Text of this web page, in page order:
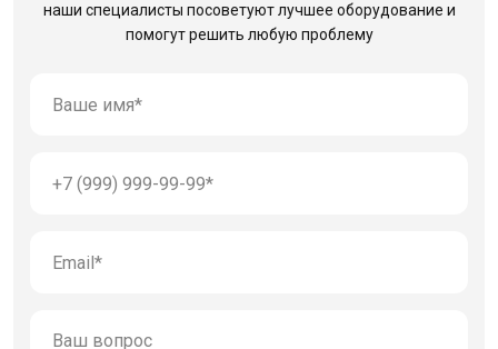
наши специалисты посоветуют лучшее оборудование и
помогут решить любую проблему